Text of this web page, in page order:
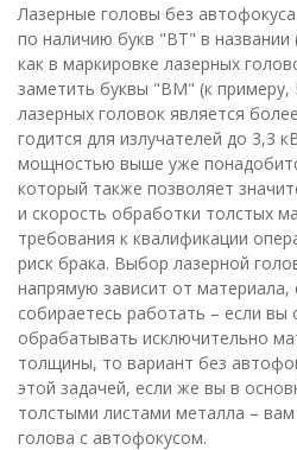
Лазерные головы без
по наличию букв "BT" в названии
как в маркировке лазерных
заметить буквы "BM" (к
лазерных головок является
годится для излучателей до 3,3
мощностью выше уже
который также позволяет
и скорость обработки толстых
требования к квалификации
риск брака. Выбор лазерной
напрямую зависит от
собираетесь работать – если вы
обрабатывать исключительно
толщины, то вариант без
этой задачей, если же вы в
толстыми листами металла –
голова с автофокусом.